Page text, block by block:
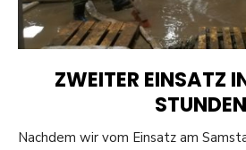
ZWEITER EINSATZ
STUNDEN
Nachdem wir vom Einsatz am